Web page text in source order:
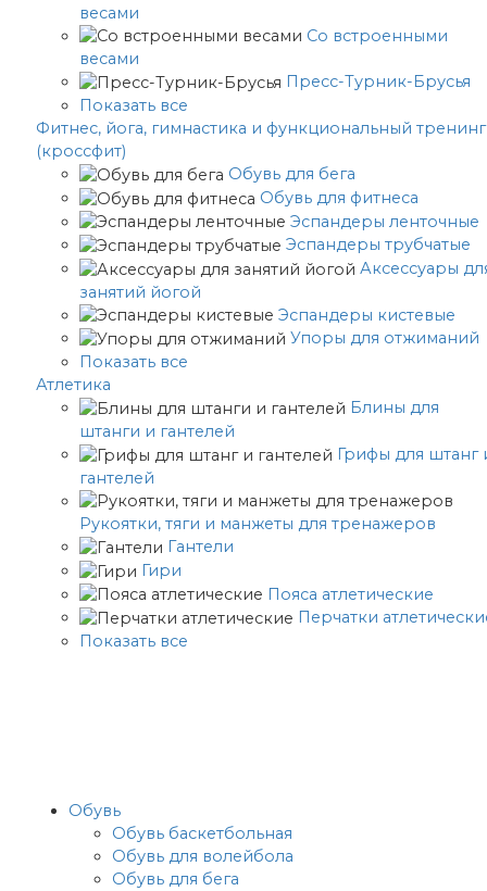
весами
Со встроенными
весами
Пресс-Турник-Брусья
Показать все
Фитнес, йога, гимнастика и функциональный тренинг
(кроссфит)
Обувь для бега
Обувь для фитнеса
Эспандеры ленточные
Эспандеры трубчатые
Аксессуары
занятий йогой
Эспандеры кистевые
Упоры для отжиманий
Показать все
Атлетика
Блины для
штанги и гантелей
Грифы для штанг
гантелей
Рукоятки, тяги и манжеты для тренажеров
Гантели
Гири
Пояса атлетические
Перчатки
Показать все
Обувь
Обувь баскетбольная
Обувь для волейбола
Обувь для бега